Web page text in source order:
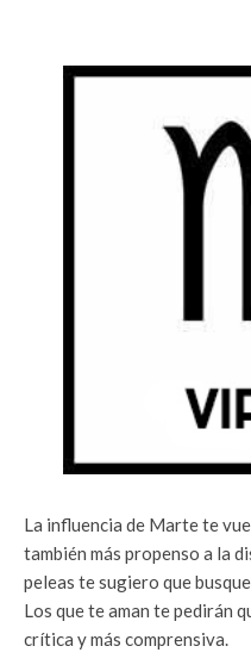
La influencia de Marte te
también más propenso a la
peleas te sugiero que
Los que te aman te pedirán
crítica y más comprensiva.